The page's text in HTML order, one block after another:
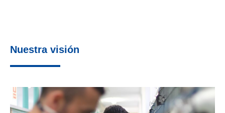
Nuestra visión